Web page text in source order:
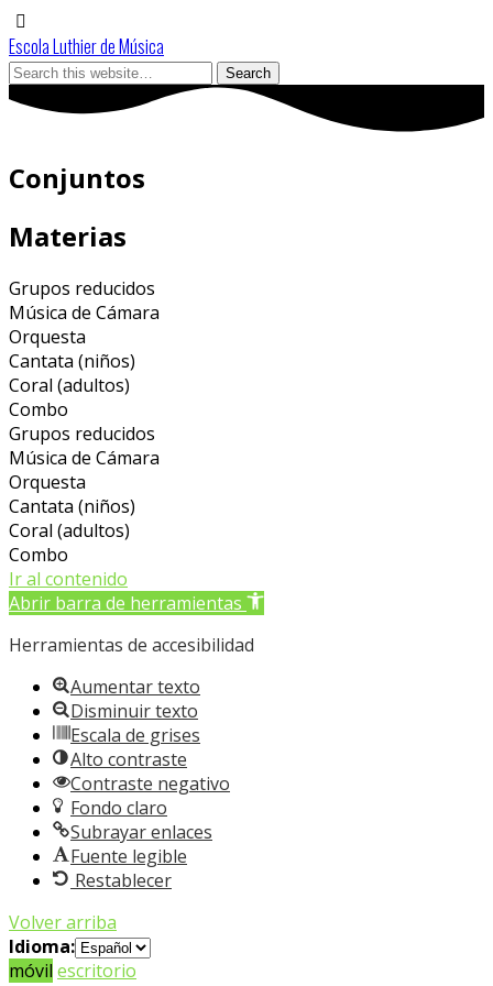
Escola Luthier de Música
Conjuntos
Materias
Grupos reducidos
Música de Cámara
Orquesta
Cantata (niños)
Coral (adultos)
Combo
Grupos reducidos
Música de Cámara
Orquesta
Cantata (niños)
Coral (adultos)
Combo
Ir al contenido
Abrir barra de herramientas
Herramientas de accesibilidad
Aumentar texto
Disminuir texto
Escala de grises
Alto contraste
Contraste negativo
Fondo claro
Subrayar enlaces
Fuente legible
Restablecer
Volver arriba
Idioma:
móvil escritorio